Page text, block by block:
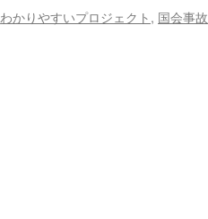
わかりやすいプロジェクト, 国会事